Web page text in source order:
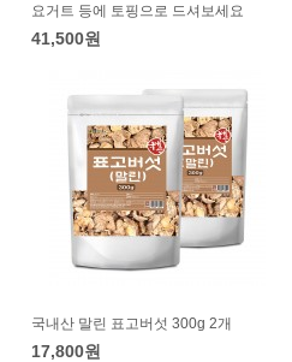
요거트 등에 토핑으로 드셔보세요
41,500원
국내산 말린 표고버섯 300g 2개
17,800원